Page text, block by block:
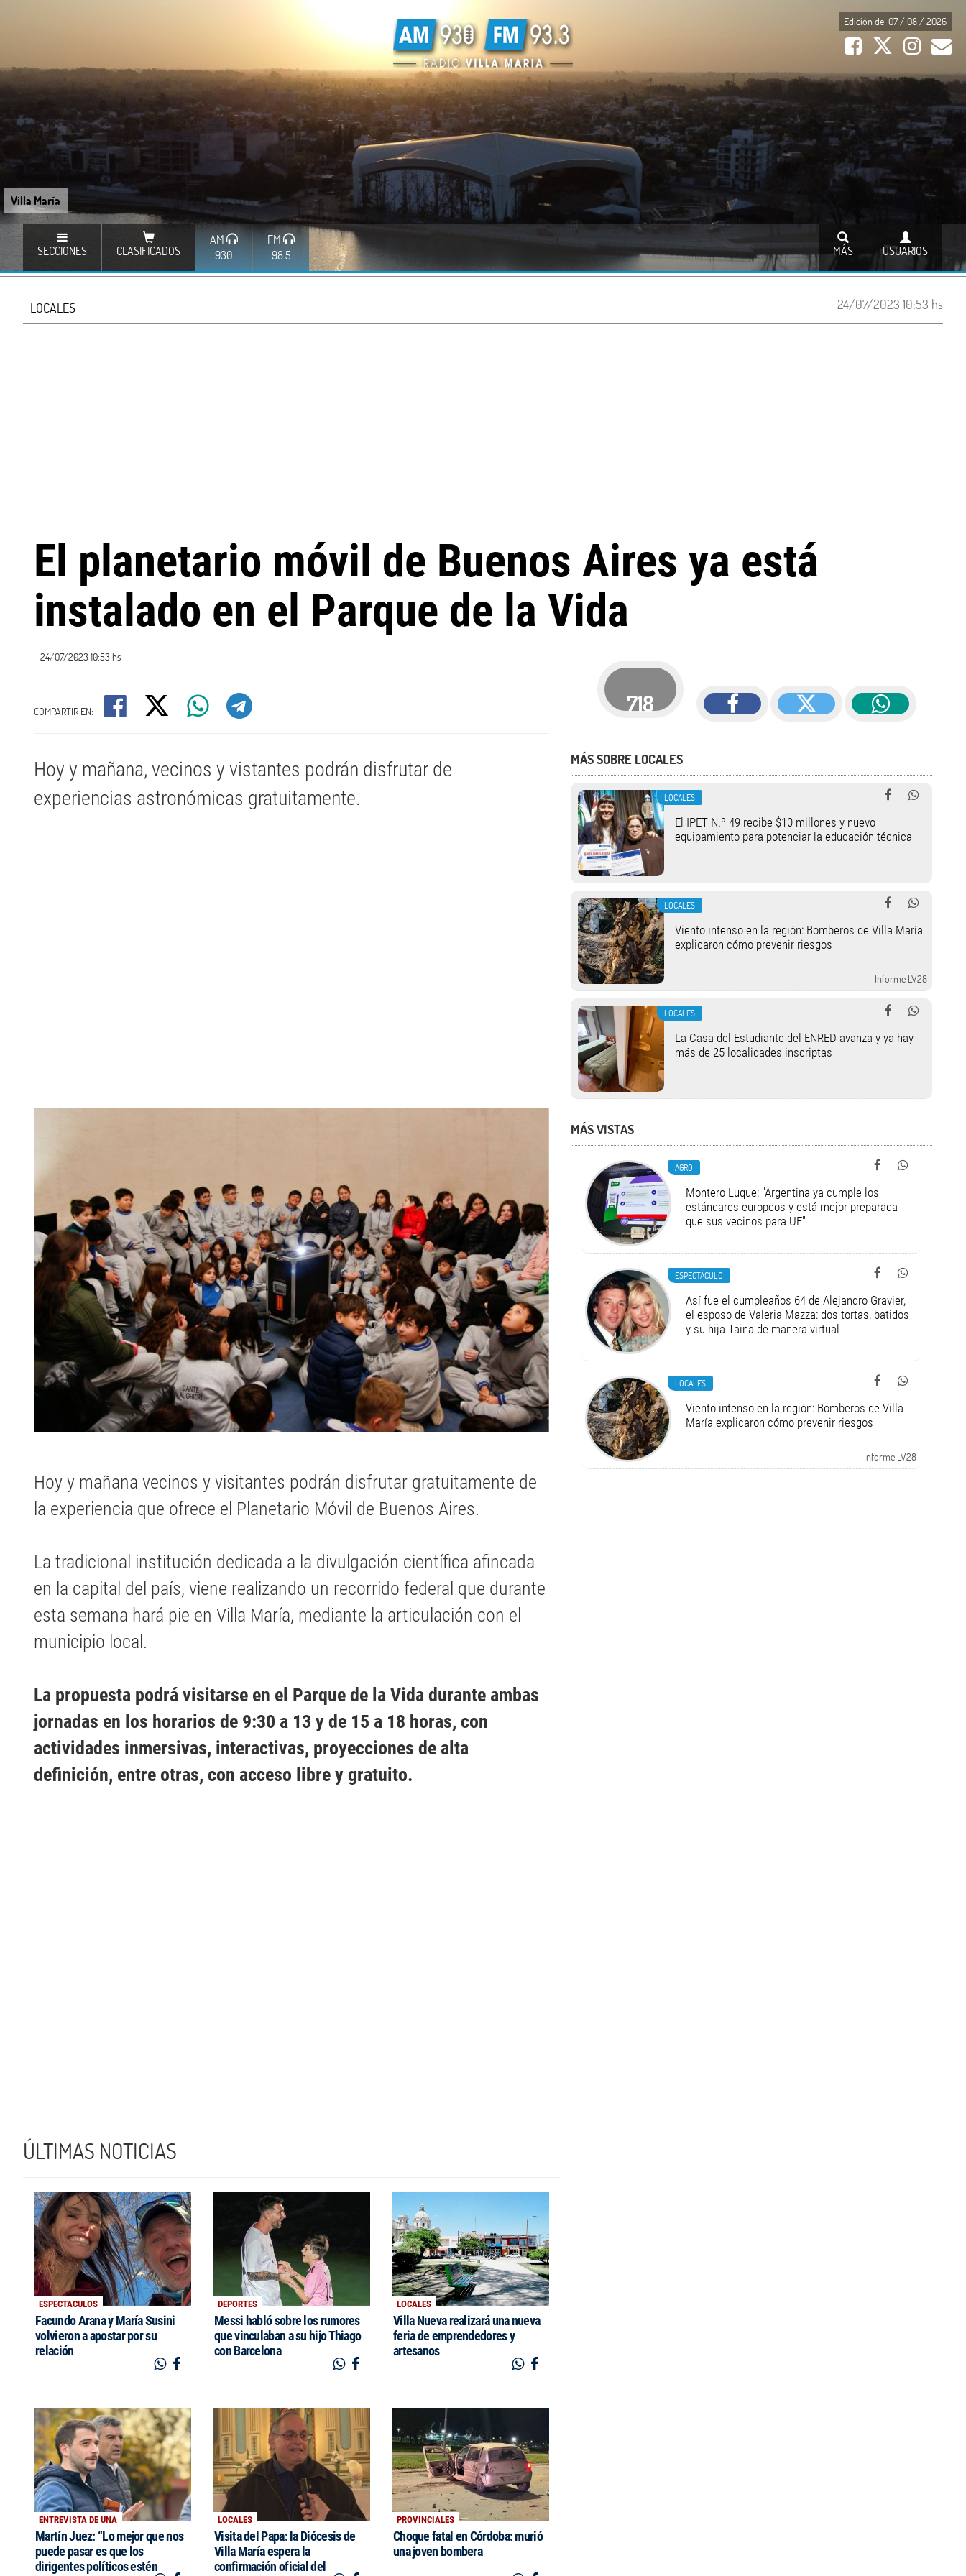
Villa María
Edición del 07 / 08 / 2026
SECCIONES CLASIFICADOS
AM
930
FM
98.5
USUARIOS
MÁS
24/07/2023 10:53 hs
LOCALES
El planetario móvil de Buenos Aires ya está
instalado en el Parque de la Vida
- 24/07/2023 10:53 hs
COMPARTIR EN:
Hoy y mañana, vecinos y vistantes podrán disfrutar de
experiencias astronómicas gratuitamente.
Hoy y mañana vecinos y visitantes podrán disfrutar gratuitamente de
la experiencia que ofrece el Planetario Móvil de Buenos Aires.
La tradicional institución dedicada a la divulgación científica afincada
en la capital del país, viene realizando un recorrido federal que durante
esta semana hará pie en Villa María, mediante la articulación con el
municipio local.
La propuesta podrá visitarse en el Parque de la Vida durante ambas
jornadas en los horarios de 9:30 a 13 y de 15 a 18 horas, con
actividades inmersivas, interactivas, proyecciones de alta
definición, entre otras, con acceso libre y gratuito.
ÚLTIMAS NOTICIAS
ESPECTACULOS
Facundo Arana y María Susini
volvieron a apostar por su
relación
DEPORTES
Messi habló sobre los rumores
que vinculaban a su hijo Thiago
con Barcelona
LOCALES
Villa Nueva realizará una nueva
feria de emprendedores y
artesanos
ENTREVISTA DE UNA
Martín Juez: “Lo mejor que nos
puede pasar es que los
dirigentes políticos estén
LOCALES
Visita del Papa: la Diócesis de
Villa María espera la
confirmación oficial del
PROVINCIALES
Choque fatal en Córdoba: murió
una joven bombera
718
MÁS SOBRE LOCALES
LOCALES
El IPET N.º 49 recibe $10 millones y nuevo
equipamiento para potenciar la educación técnica
LOCALES
Viento intenso en la región: Bomberos de Villa María
explicaron cómo prevenir riesgos
Informe LV28
LOCALES
La Casa del Estudiante del ENRED avanza y ya hay
más de 25 localidades inscriptas
MÁS VISTAS
AGRO
Montero Luque: "Argentina ya cumple los
estándares europeos y está mejor preparada
que sus vecinos para UE"
ESPECTÁCULO
Así fue el cumpleaños 64 de Alejandro Gravier,
el esposo de Valeria Mazza: dos tortas, batidos
y su hija Taina de manera virtual
LOCALES
Viento intenso en la región: Bomberos de Villa
María explicaron cómo prevenir riesgos
Informe LV28